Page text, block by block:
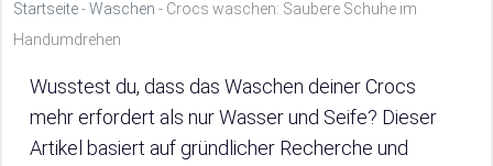
Startseite-Waschen - Crocs waschen: Saubere Schuhe im
Handumdrehen
Wusstest du, dass das Waschen deiner Crocs
mehr erfordert als nur Wasser und Seife? Dieser
Artikel basiert auf gründlicher Recherche und